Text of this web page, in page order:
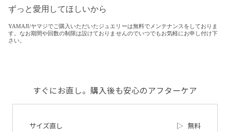
ずっと愛用してほしいから
YAMAJI/ヤマジでご購入いただいたジュエリーは無料でメンテナンスをしておりま
す。なお期間や回数の制限は設けておりませんのでいつでもお気軽にお申し付け下
さい。
すぐにお直し。購入後も安心のアフターケア
サイズ直し ▷
無料